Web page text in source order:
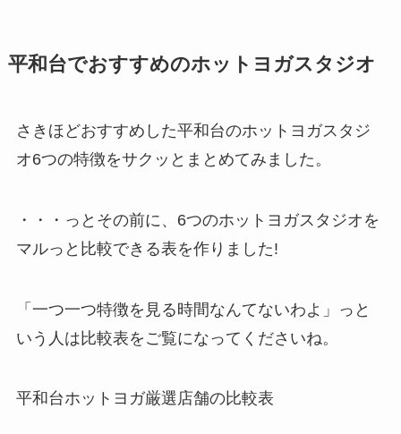
平和台でおすすめのホットヨガスタジオ
さきほどおすすめした平和台のホットヨガスタジ
オ6つの特徴をサクッとまとめてみました。
・・・っとその前に、6つのホットヨガスタジオを
マルっと比較できる表を作りました!
「一つ一つ特徴を見る時間なんてないわよ」っと
いう人は比較表をご覧になってくださいね。
平和台ホットヨガ厳選店舗の比較表